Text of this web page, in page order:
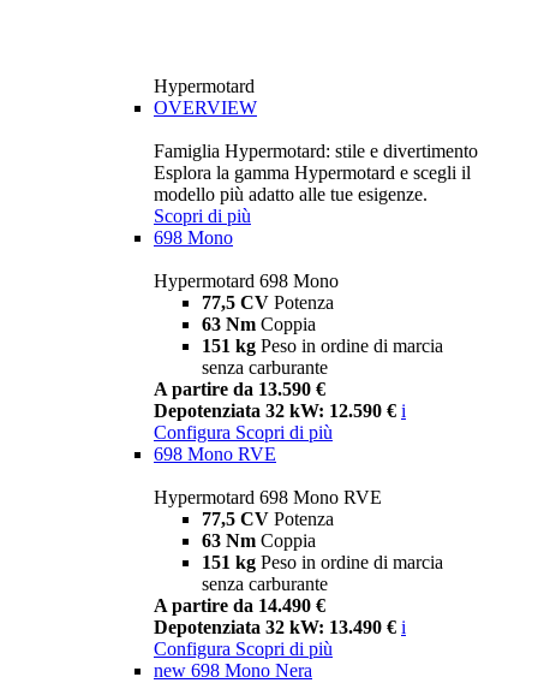
Hypermotard
OVERVIEW
Famiglia Hypermotard: stile e divertimento
Esplora la gamma Hypermotard e scegli il
modello più adatto alle tue esigenze.
Scopri di più
698 Mono
Hypermotard 698 Mono
77,5 CV Potenza
63 Nm Coppia
151 kg Peso in ordine di marcia
senza carburante
A partire da 13.590 €
Depotenziata 32 kW: 12.590 € i
Configura Scopri di più
698 Mono RVE
Hypermotard 698 Mono RVE
77,5 CV Potenza
63 Nm Coppia
151 kg Peso in ordine di marcia
senza carburante
A partire da 14.490 €
Depotenziata 32 kW: 13.490 € i
Configura Scopri di più
new 698 Mono Nera